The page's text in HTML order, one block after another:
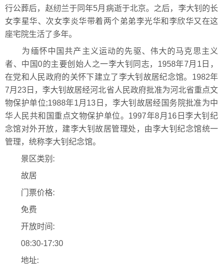
行公葬后，赵纫兰于同年5月病逝于北京。之后，李大钊的长
女李星华、次女李炎华带着两个弟弟李光华和李欣华又在这
座宅院生活了多年。
为缅怀中国共产主义运动的先驱、伟大的马克思主义
者、中国0的主要创始人之一李大钊同志，1958年7月1日，
在党和人民政府的关怀下建立了李大钊故居纪念馆。1982年
7月23日，李大钊故居经河北省人民政府批准为河北省重点文
物保护单位;1988年1月13日，李大钊故居经国务院批准为中
华人民共和国重点文物保护单位。1997年8月16日李大钊纪
念馆对外开放，建李大钊故居管理处，由李大钊纪念馆统一
管理，统称李大钊纪念馆。
景区类别:
故居
门票价格:
免费
开放时间:
08:30-17:30
地址: